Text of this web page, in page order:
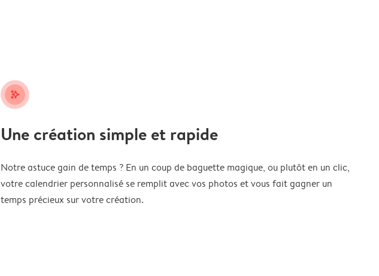
stars_plus
Une création simple et rapide
Notre astuce gain de temps ? En un coup de baguette magique, ou plutôt en un clic,
votre calendrier personnalisé se remplit avec vos photos et vous fait gagner un
temps précieux sur votre création.